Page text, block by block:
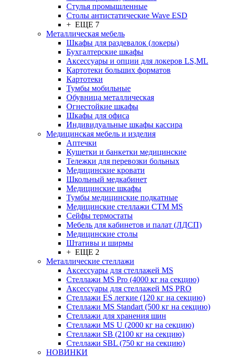
Стулья промышленные
Столы антистатические Wave ESD
+ ЕЩЕ 7
Металлическая мебель
Шкафы для раздевалок (локеры)
Бухгалтерские шкафы
Аксессуары и опции для локеров LS,ML
Картотеки больших форматов
Картотеки
Тумбы мобильные
Обувница металлическая
Огнестойкие шкафы
Шкафы для офиса
Индивидуальные шкафы кассира
Медицинская мебель и изделия
Аптечки
Кушетки и банкетки медицинские
Тележки для перевозки больных
Медицинские кровати
Школьный медкабинет
Медицинские шкафы
Тумбы медицинские подкатные
Медицинские стеллажи CTM MS
Сейфы термостаты
Мебель для кабинетов и палат (ЛДСП)
Медицинские столы
Штативы и ширмы
+ ЕЩЕ 2
Металлические стеллажи
Аксессуары для стеллажей MS
Стеллажи MS Pro (4000 кг на секцию)
Аксессуары для стеллажей MS PRO
Стеллажи ES легкие (120 кг на секцию)
Стеллажи MS Standart (500 кг на секцию)
Стеллажи для хранения шин
Стеллажи MS U (2000 кг на секцию)
Стеллажи SB (2100 кг на секцию)
Стеллажи SBL (750 кг на секцию)
НОВИНКИ